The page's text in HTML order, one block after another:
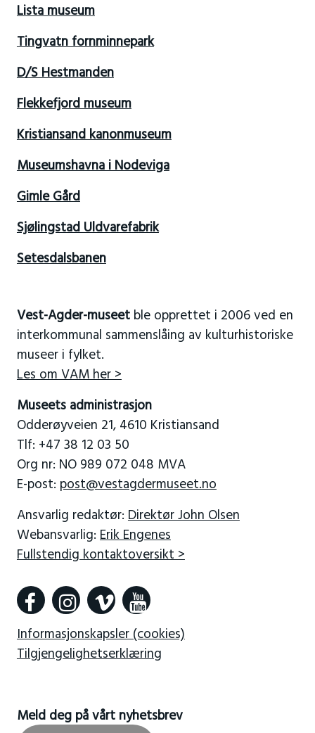
Lista museum
Tingvatn fornminnepark
D/S Hestmanden
Flekkefjord museum
Kristiansand kanonmuseum
Museumshavna i Nodeviga
Gimle Gård
Sjølingstad Uldvarefabrik
Setesdalsbanen
Vest-Agder-museetble opprettet i 2006 ved en
interkommunal sammenslåing av kulturhistoriske
museer i fylket.
Les om VAM her >
Museets administrasjon
Odderøyveien 21, 4610 Kristiansand
Tlf: +47 38 12 03 50
Org nr: NO 989 072 048 MVA
E-post: post@vestagdermuseet.no
Ansvarlig redaktør: Direktør John Olsen
Webansvarlig: Erik Engenes
Fullstendig kontaktoversikt >
Informasjonskapsler (cookies)
Tilgjengelighetserklæring
Meld deg på vårt nyhetsbrev